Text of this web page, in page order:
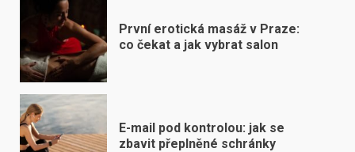
První erotická masáž v Praze:
co čekat a jak vybrat salon
E-mail pod kontrolou: jak se
zbavit přeplněné schránky